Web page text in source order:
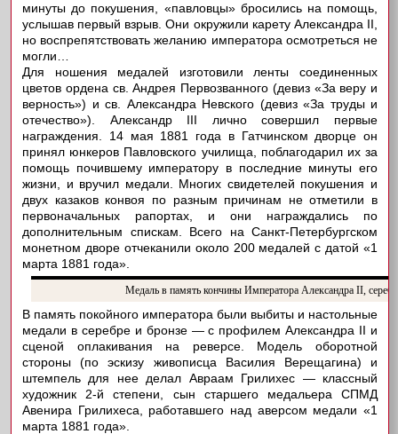
минуты до покушения, «павловцы» бросились на помощь,
услышав первый взрыв. Они окружили карету Александра II,
но воспрепятствовать желанию императора осмотреться не
могли…
Для ношения медалей изготовили ленты соединенных
цветов ордена св. Андрея Первозванного (девиз «За веру и
верность») и св. Александра Невского (девиз «За труды и
отечество»). Александр III лично совершил первые
награждения. 14 мая 1881 года в Гатчинском дворце он
принял юнкеров Павловского училища, поблагодарил их за
помощь почившему императору в последние минуты его
жизни, и вручил медали. Многих свидетелей покушения и
двух казаков конвоя по разным причинам не отметили в
первоначальных рапортах, и они награждались по
дополнительным спискам. Всего на Санкт-Петербургском
монетном дворе отчеканили около 200 медалей с датой «1
марта 1881 года».
Медаль в память кончины Императора Александра II,
В память покойного императора были выбиты и настольные
медали в серебре и бронзе — с профилем Александра II и
сценой оплакивания на реверсе. Модель оборотной
стороны (по эскизу живописца Василия Верещагина) и
штемпель для нее делал Авраам Грилихес — классный
художник 2-й степени, сын старшего медальера СПМД
Авенира Грилихеса, работавшего над аверсом медали «1
марта 1881 года».